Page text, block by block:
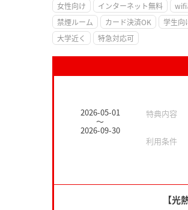
女性向け インターネット無料 wifi
禁煙ルーム
カード決済OK 学生向
大学近く
特急対応可
2026-05-01
～
2026-09-30
特典内容
利用条件
【